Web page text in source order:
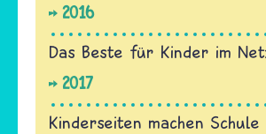
2016
Das Beste für Kinder im
2017
Kinderseiten machen Schule